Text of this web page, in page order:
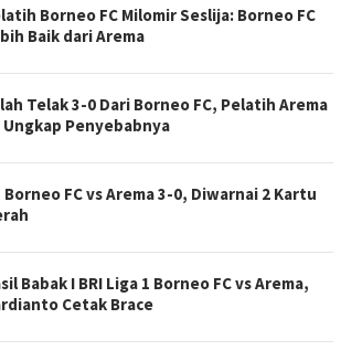
Borneo FC Milomir Seslija: Borneo FC
Baik dari Arema
Telak 3-0 Dari Borneo FC, Pelatih Arema
Ungkap Penyebabnya
Borneo FC vs Arema 3-0, Diwarnai 2 Kartu
Babak I BRI Liga 1 Borneo FC vs Arema,
Cetak Brace